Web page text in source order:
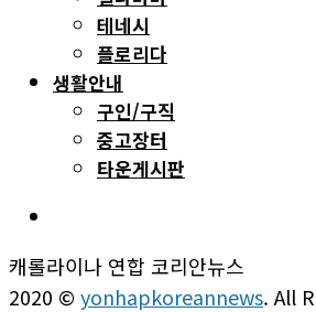
테네시
플로리다
생활안내
구인/구직
중고장터
타운게시판
캐롤라이나 연합 코리안뉴스
2020 © yonhapkoreannews. All